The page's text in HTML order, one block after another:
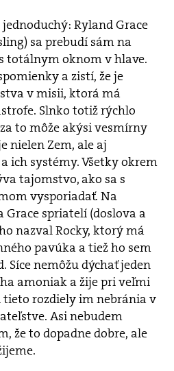
Ryland Grace
sa prebudí sám na
totálnym oknom v hlave.
a zistí, že je
v misii, ktorá má
Slnko totiž rýchlo
to môže akýsi vesmírny
nielen Zem, ale aj
ich systémy. Všetky okrem
tajomstvo, ako sa s
vysporiadať. Na
Grace spriatelí (doslova a
nazval Rocky, ktorý má
pavúka a tiež ho sem
Síce nemôžu dýchať jeden
amoniak a žije pri veľmi
rozdiely im nebránia v
Asi nebudem
že to dopadne dobre, ale